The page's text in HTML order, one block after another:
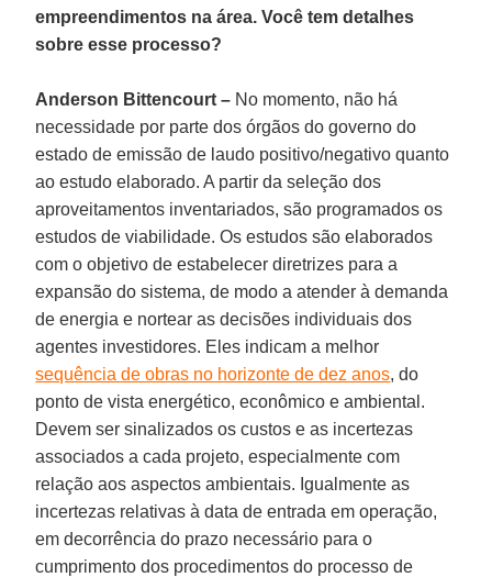
empreendimentos na área. Você tem detalhes
sobre esse processo?
Anderson Bittencourt – No momento, não há
necessidade por parte dos órgãos do governo do
estado de emissão de laudo positivo/negativo quanto
ao estudo elaborado. A partir da seleção dos
aproveitamentos inventariados, são programados os
estudos de viabilidade. Os estudos são elaborados
com o objetivo de estabelecer diretrizes para a
expansão do sistema, de modo a atender à demanda
de energia e nortear as decisões individuais dos
agentes investidores. Eles indicam a melhor
sequência de obras no horizonte de dez anos, do
ponto de vista energético, econômico e ambiental.
Devem ser sinalizados os custos e as incertezas
associados a cada projeto, especialmente com
relação aos aspectos ambientais. Igualmente as
incertezas relativas à data de entrada em operação,
em decorrência do prazo necessário para o
cumprimento dos procedimentos do processo de